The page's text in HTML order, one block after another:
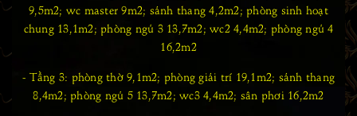
9,5m2; wc master 9m2; sảnh thang 4,2m2; phòng sinh hoạt
chung 13,1m2; phòng ngủ 3 13,7m2; wc2 4,4m2; phòng ngủ 4
16,2m2
- Tầng 3: phòng thờ 9,1m2; phòng giải trí 19,1m2; sảnh thang
8,4m2; phòng ngủ 5 13,7m2; wc3 4,4m2; sân phơi 16,2m2